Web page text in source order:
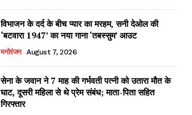
विभाजन के दर्द के बीच प्यार का मरहम, सनी देओल की
‘बटवारा 1947’ का नया गाना ‘तबस्सुम’ आउट
मनोरंजन August 7, 2026
सेना के जवान ने 7 माह की गर्भवती पत्नी को उतारा मौत के
घाट, दूसरी महिला से थे प्रेम संबंध; माता-पिता सहित
गिरफ्तार